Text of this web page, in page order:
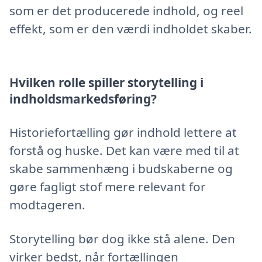
som er det producerede indhold, og reel
effekt, som er den værdi indholdet skaber.
Hvilken rolle spiller storytelling i
indholdsmarkedsføring?
Historiefortælling gør indhold lettere at
forstå og huske. Det kan være med til at
skabe sammenhæng i budskaberne og
gøre fagligt stof mere relevant for
modtageren.
Storytelling bør dog ikke stå alene. Den
virker bedst, når fortællingen